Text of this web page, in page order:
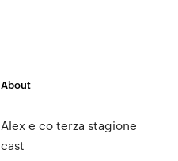
About
Alex e co terza stagione
cast